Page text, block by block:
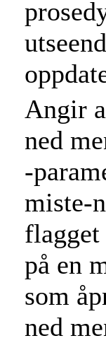
Angir
ned
-
miste-
på en
som
ned